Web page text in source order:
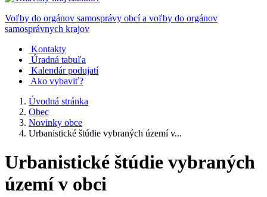
Voľby do orgánov samosprávy obcí a voľby do orgánov
samosprávnych krajov
Kontakty
Úradná tabuľa
Kalendár podujatí
Ako vybaviť?
Úvodná stránka
Obec
Novinky obce
Urbanistické štúdie vybraných území v...
Urbanistické štúdie vybraných
území v obci